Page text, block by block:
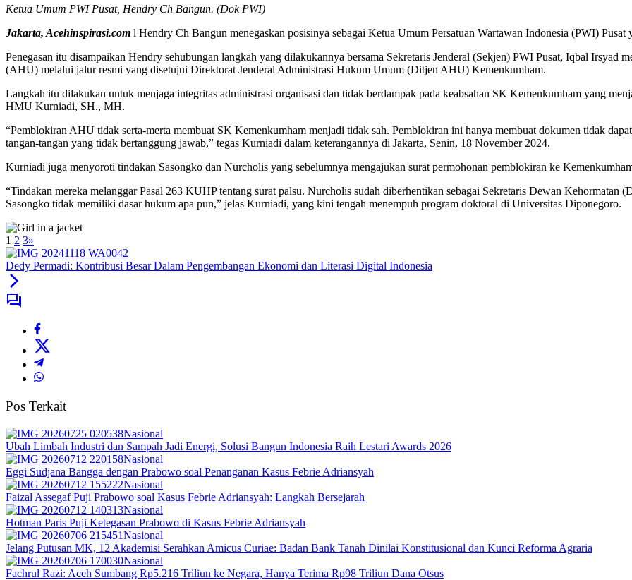
Ketua Umum PWI Pusat, Hendry Ch Bangun. (Dok PWI)
Jakarta, Acehinspirasi.com l Hendry Ch Bangun menegaskan posisinya sebagai Ketua Umum Persatuan Wartawan Indonesia (PWI) Pusat
Penegasan itu disampaikan Hendry sehubungan langkah yang dilakukannya bersama Sekretaris Jenderal (Sekjen) PWI Pusat, Iqbal
(AHU) melalui jalur resmi yang disetujui Direktorat Jenderal Administrasi Hukum Umum (Ditjen AHU) Kemenkumham.
Langkah itu dilakukan untuk menjaga integritas administrasi organisasi dan tidak berdampak pada keabsahan SK Kemenkumham yang
HMU Kurniadi, SH., MH.
“Pemblokiran AHU tidak serta-merta membuat SK Kemenkumham menjadi tidak sah. Pemblokiran ini hanya membuat dokumen tidak
tangan-tangan yang tidak bertanggung jawab,” tegas Kurniadi dalam keterangannya di Jakarta, Senin, 18 November 2024.
Kurniadi juga menyoroti tindakan Sasongko dan Nurcholis yang sebelumnya mengajukan surat permohonan pemblokiran ke
“Tindakan mereka melanggar Pasal 263 KUHP tentang surat palsu. Nurcholis sudah diberhentikan sebagai Sekretaris Dewan Kehormatan
Sasongko tidak memiliki dasar hukum apa pun,” jelas Kurniadi, yang kini tengah menempuh program doktoral di Universitas Diponegoro.
1 2 3»
Dedy Permadi: Kontribusi Besar Dalam Pengembangan Ekonomi dan Literasi Digital Indonesia
Pos Terkait
Nasional
Ubah Limbah Industri dan Sampah Jadi Energi, Solusi Bangun Indonesia Raih Lestari Awards 2026
Nasional
Eggi Sudjana Bangga dengan Prabowo soal Penanganan Kasus Febrie Adriansyah
Nasional
Faizal Assegaf Puji Prabowo soal Kasus Febrie Adriansyah: Langkah Bersejarah
Nasional
Hotman Paris Puji Ketegasan Prabowo di Kasus Febrie Adriansyah
Nasional
Jelang Putusan MK, 12 Akademisi Serahkan Amicus Curiae: Badan Bank Tanah Dinilai Konstitusional dan Kunci Reforma Agraria
Nasional
Fachrul Razi: Aceh Sumbang Rp5.216 Triliun ke Negara, Hanya Terima Rp98 Triliun Dana Otsus